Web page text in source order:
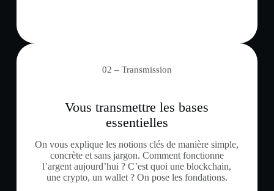
02 – Transmission
Vous transmettre les bases
essentielles
On vous explique les notions clés de manière simple,
concrète et sans jargon. Comment fonctionne
l’argent aujourd’hui ? C’est quoi une blockchain,
une crypto, un wallet ? On pose les fondations.